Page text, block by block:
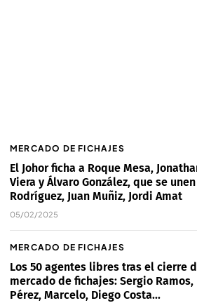
MERCADO DE FICHAJES
El Johor ficha a Roque Mesa,
Viera y Álvaro González, que se unen
Rodríguez, Juan Muñiz, Jordi Amat
05/02/2025
MERCADO DE FICHAJES
Los 50 agentes libres tras el cierre
mercado de fichajes: Sergio Ramos,
Pérez, Marcelo, Diego Costa...